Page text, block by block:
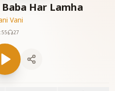
Har Lamha
Vani
27